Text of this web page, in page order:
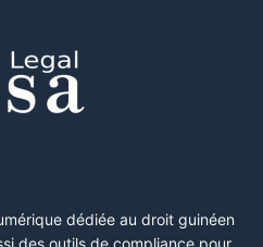
dédiée au droit guinéen